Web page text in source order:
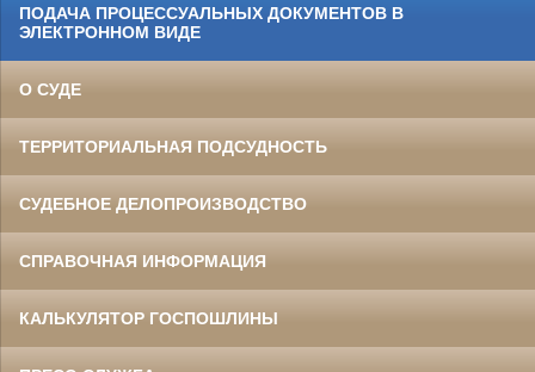
ПОДАЧА ПРОЦЕССУАЛЬНЫХ ДОКУМЕНТОВ В
ЭЛЕКТРОННОМ ВИДЕ
О СУДЕ
ТЕРРИТОРИАЛЬНАЯ ПОДСУДНОСТЬ
СУДЕБНОЕ ДЕЛОПРОИЗВОДСТВО
СПРАВОЧНАЯ ИНФОРМАЦИЯ
КАЛЬКУЛЯТОР ГОСПОШЛИНЫ